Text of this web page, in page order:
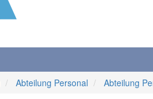
Abteilung Personal Abteilung